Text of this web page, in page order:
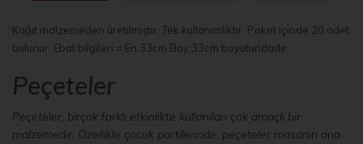
Kağıt malzemeden üretilmiştir. Tek kullanımlıktır. Paket içinde 20 adet
bulunur. Ebat bilgileri = En:33cm Boy:33cm boyutundadır.
Peçeteler
Peçeteler, birçok farklı etkinlikte kullanılan çok amaçlı bir
malzemedir. Özellikle çocuk partilerinde, peçeteler masanın ana